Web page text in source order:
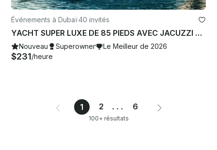
Événements à Dubaï·40 invités
YACHT SUPER LUXE DE 85 PIEDS AVEC JACUZZI POUVANT ACCUEILLIR JUSQU'À 40 PERSONNES
Nouveau Superowner Le Meilleur de 2026
$231/heure
1 2 ... 6
100+ résultats